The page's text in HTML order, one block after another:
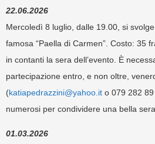
22.06.2026
Mercoledì 8 luglio, dalle 19.00, si
famosa “Paella di Carmen”. Costo: 35
in contanti la sera dell’evento. È
partecipazione entro, e non oltre,
(katiapedrazzini@yahoo.it o 079 282 89
numerosi per condividere una bella
01.03.2026